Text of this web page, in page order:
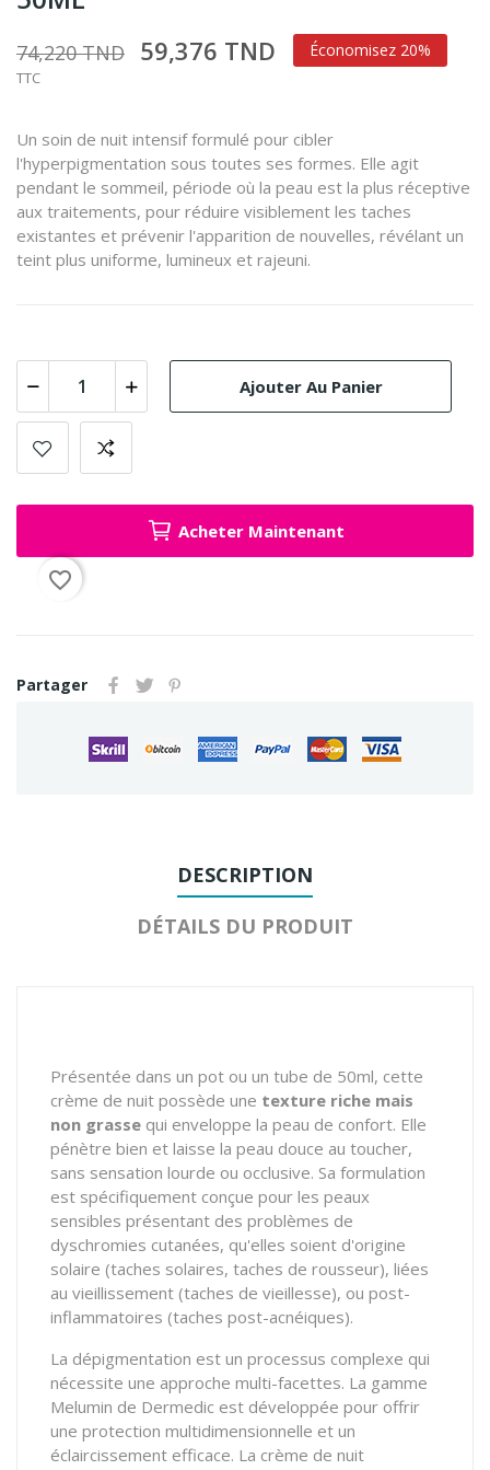
74,220 TND 59,376 TND Économisez 20%
TTC
Un soin de nuit intensif formulé pour cibler
l'hyperpigmentation sous toutes ses formes. Elle agit
pendant le sommeil, période où la peau est la plus réceptive
aux traitements, pour réduire visiblement les taches
existantes et prévenir l'apparition de nouvelles, révélant un
teint plus uniforme, lumineux et rajeuni.
Ajouter Au Panier
Acheter Maintenant
favorite_border
Partager
DESCRIPTION
DÉTAILS DU PRODUIT
Présentée dans un pot ou un tube de 50ml, cette
crème de nuit possède une texture riche mais
non grasse qui enveloppe la peau de confort. Elle
pénètre bien et laisse la peau douce au toucher,
sans sensation lourde ou occlusive. Sa formulation
est spécifiquement conçue pour les peaux
sensibles présentant des problèmes de
dyschromies cutanées, qu'elles soient d'origine
solaire (taches solaires, taches de rousseur), liées
au vieillissement (taches de vieillesse), ou post-
inflammatoires (taches post-acnéiques).
La dépigmentation est un processus complexe qui
nécessite une approche multi-facettes. La gamme
Melumin de Dermedic est développée pour offrir
une protection multidimensionnelle et un
éclaircissement efficace. La crème de nuit